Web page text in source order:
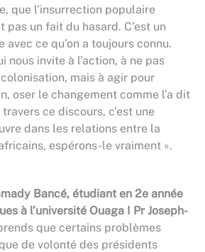
que l’insurrection populaire
pas un fait du hasard. C’est un
ce qu’on a toujours connu.
nous invite à l’action, à ne pas
mais à agir pour
oser le changement comme l’a dit
ce discours, c’est une
dans les relations entre la
espérons-le vraiment ».
Bancé, étudiant en 2e année
à l’université Ouaga I Pr Joseph-
que certains problèmes
de volonté des présidents